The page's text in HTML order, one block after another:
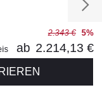
2.343 € 5%
ab 2.214,13 €